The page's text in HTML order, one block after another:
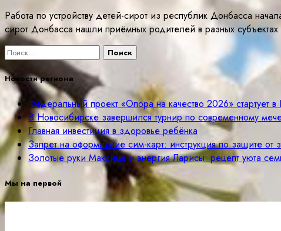
Работа по устройству детей-сирот из республик Донбасса
сирот Донбасса нашли приёмных родителей в разных
Найти:
Новости региона
Федеральный проект «Опора на качество 2026» стартует
В Новосибирске завершился турнир по современному
Главная инвестиция в здоровье ребёнка
Запрет на оформление сим-карт: инструкция по защите от
Золотые руки Максима и энергия Ларисы: рецепт уюта
Мы на первой